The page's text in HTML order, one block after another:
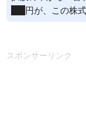
円が、この株
スポンサーリンク